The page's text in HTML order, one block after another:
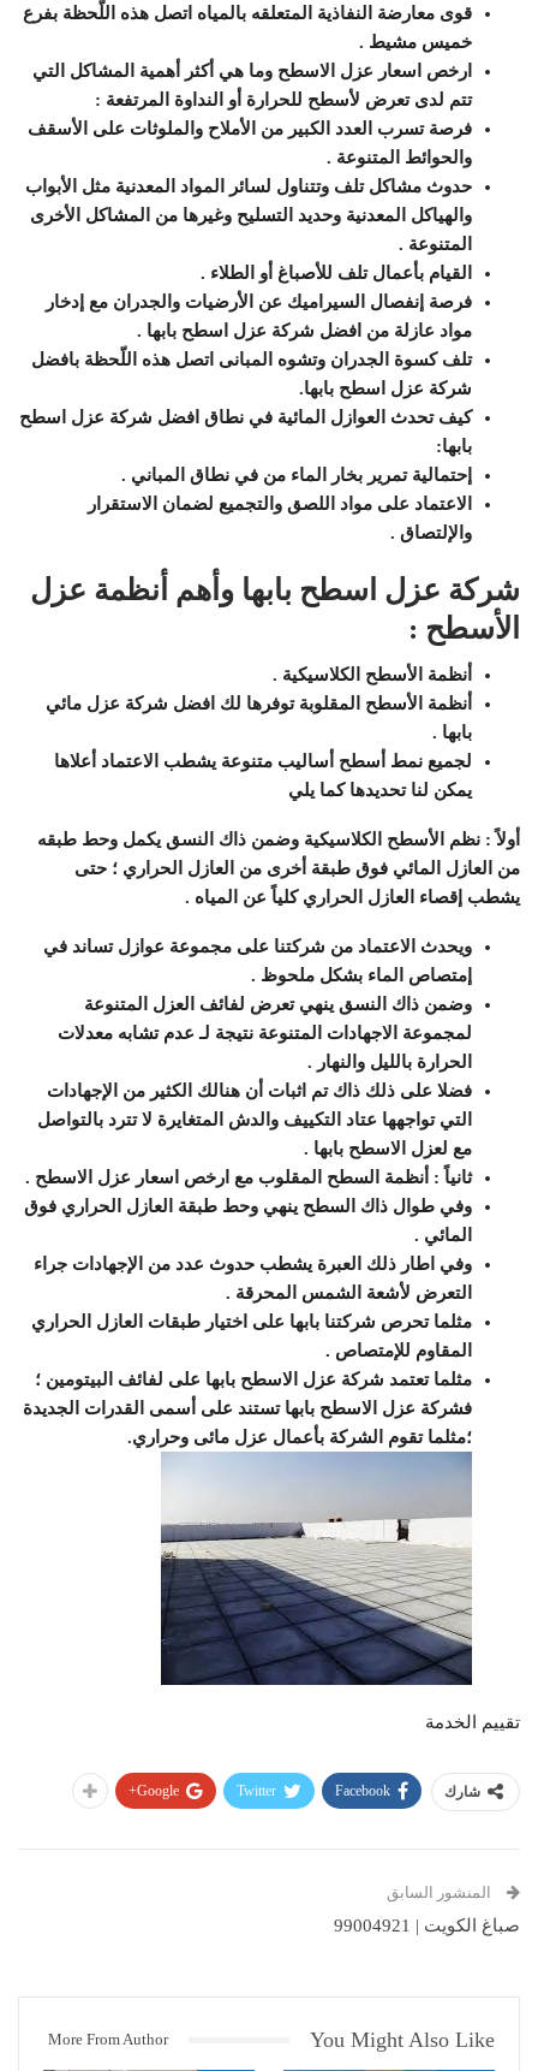
قوى معارضة النفاذية المتعلقه بالمياه اتصل هذه اللّحظة بفرع
خميس مشيط .
ارخص اسعار عزل الاسطح وما هي أكثر أهمية المشاكل التي
تتم لدى تعرض لأسطح للحرارة أو النداوة المرتفعة :
فرصة تسرب العدد الكبير من الأملاح والملوثات على الأسقف
والحوائط المتنوعة .
حدوث مشاكل تلف وتتناول لسائر المواد المعدنية مثل الأبواب
والهياكل المعدنية وحديد التسليح وغيرها من المشاكل الأخرى
المتنوعة .
القيام بأعمال تلف للأصباغ أو الطلاء .
فرصة إنفصال السيراميك عن الأرضيات والجدران مع إدخار
مواد عازلة من افضل شركة عزل اسطح بابها .
تلف كسوة الجدران وتشوه المبانى اتصل هذه اللّحظة بافضل
شركة عزل اسطح بابها.
كيف تحدث العوازل المائية في نطاق افضل شركة عزل اسطح
بابها:
إحتمالية تمرير بخار الماء من في نطاق المباني .
الاعتماد على مواد اللصق والتجميع لضمان الاستقرار
والإلتصاق .
شركة عزل اسطح بابها وأهم أنظمة عزل
الأسطح :
أنظمة الأسطح الكلاسيكية .
أنظمة الأسطح المقلوبة توفرها لك افضل شركة عزل مائي
بابها .
لجميع نمط أسطح أساليب متنوعة يشطب الاعتماد أعلاها
يمكن لنا تحديدها كما يلي
أولاً : نظم الأسطح الكلاسيكية وضمن ذاك النسق يكمل وحط طبقه
من العازل المائي فوق طبقة أخرى من العازل الحراري ؛ حتى
يشطب إقصاء العازل الحراري كلياً عن المياه .
ويحدث الاعتماد من شركتنا على مجموعة عوازل تساند في
إمتصاص الماء بشكل ملحوظ .
وضمن ذاك النسق ينهي تعرض لفائف العزل المتنوعة
لمجموعة الاجهادات المتنوعة نتيجة لـ عدم تشابه معدلات
الحرارة بالليل والنهار .
فضلا على ذلك ذاك تم اثبات أن هنالك الكثير من الإجهادات
التي تواجهها عتاد التكييف والدش المتغايرة لا تترد بالتواصل
مع لعزل الاسطح بابها .
ثانياً : أنظمة السطح المقلوب مع ارخص اسعار عزل الاسطح .
وفي طوال ذاك السطح ينهي وحط طبقة العازل الحراري فوق
المائي .
وفي اطار ذلك العبرة يشطب حدوث عدد من الإجهادات جراء
التعرض لأشعة الشمس المحرقة .
مثلما تحرص شركتنا بابها على اختيار طبقات العازل الحراري
المقاوم للإمتصاص .
مثلما تعتمد شركة عزل الاسطح بابها على لفائف البيتومين ؛
فشركة عزل الاسطح بابها تستند على أسمى القدرات الجديدة
؛مثلما تقوم الشركة بأعمال عزل مائى وحراري.
تقييم الخدمة
شارك Facebook
Twitter
Google+
المنشور السابق
صباغ الكويت | 99004921
You Might Also Like
More From Author